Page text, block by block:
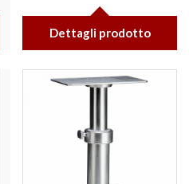
Dettagli prodotto